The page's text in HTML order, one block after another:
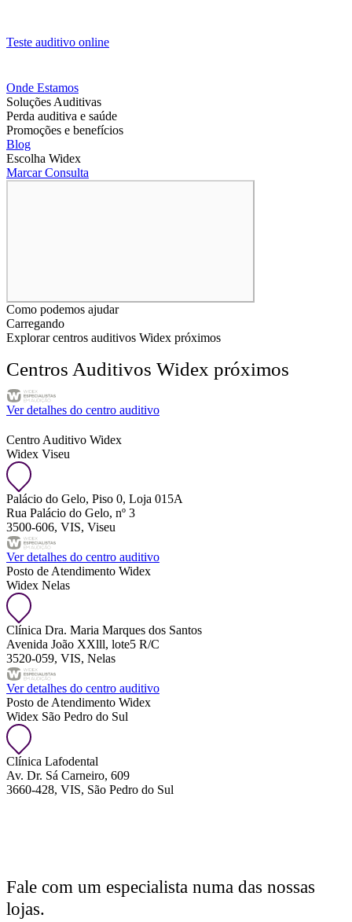
Teste auditivo online
Onde Estamos
Soluções Auditivas
Perda auditiva e saúde
Promoções e benefícios
Blog
Escolha Widex
Marcar Consulta
Como podemos ajudar
Carregando
Explorar centros auditivos Widex próximos
Centros Auditivos Widex próximos
Ver detalhes do centro auditivo
Centro Auditivo Widex
Widex Viseu
Palácio do Gelo, Piso 0, Loja 015A
Rua Palácio do Gelo, nº 3
3500-606, VIS, Viseu
Ver detalhes do centro auditivo
Posto de Atendimento Widex
Widex Nelas
Clínica Dra. Maria Marques dos Santos
Avenida João XXlll, lote5 R/C
3520-059, VIS, Nelas
Ver detalhes do centro auditivo
Posto de Atendimento Widex
Widex São Pedro do Sul
Clínica Lafodental
Av. Dr. Sá Carneiro, 609
3660-428, VIS, São Pedro do Sul
Fale com um especialista numa das nossas
lojas.